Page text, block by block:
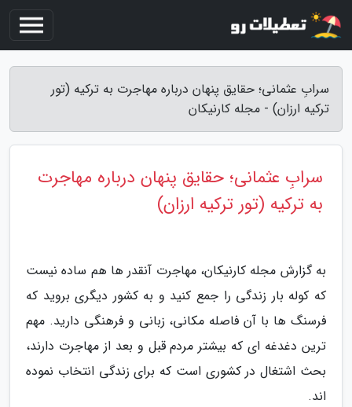
سرابِ عثمانی؛ حقایق پنهان درباره مهاجرت به ترکیه (تور
ترکیه ارزان) - مجله کارنیکان
سرابِ عثمانی؛ حقایق پنهان درباره مهاجرت
به ترکیه (تور ترکیه ارزان)
به گزارش مجله کارنیکان، مهاجرت آنقدر ها هم ساده نیست
که کوله بار زندگی را جمع کنید و به کشور دیگری بروید که
فرسنگ ها با آن فاصله مکانی، زبانی و فرهنگی دارید. مهم
ترین دغدغه ای که بیشتر مردم قبل و بعد از مهاجرت دارند،
بحث اشتغال در کشوری است که برای زندگی انتخاب نموده
اند.